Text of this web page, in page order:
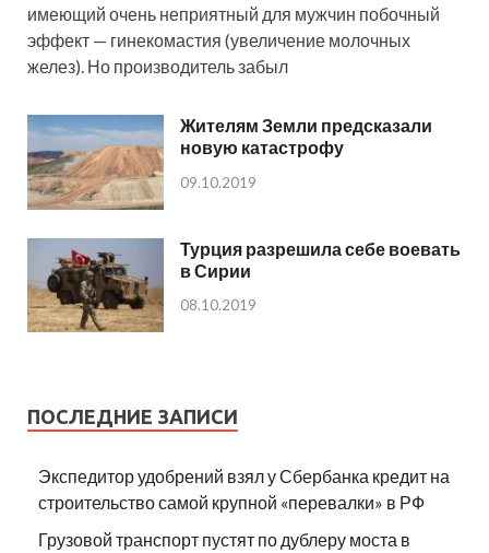
имеющий очень неприятный для мужчин побочный
эффект — гинекомастия (увеличение молочных
желез). Но производитель забыл
Жителям Земли предсказали
новую катастрофу
09.10.2019
Турция разрешила себе воевать
в Сирии
08.10.2019
ПОСЛЕДНИЕ ЗАПИСИ
Экспедитор удобрений взял у Сбербанка кредит на
строительство самой крупной «перевалки» в РФ
Грузовой транспорт пустят по дублеру моста в